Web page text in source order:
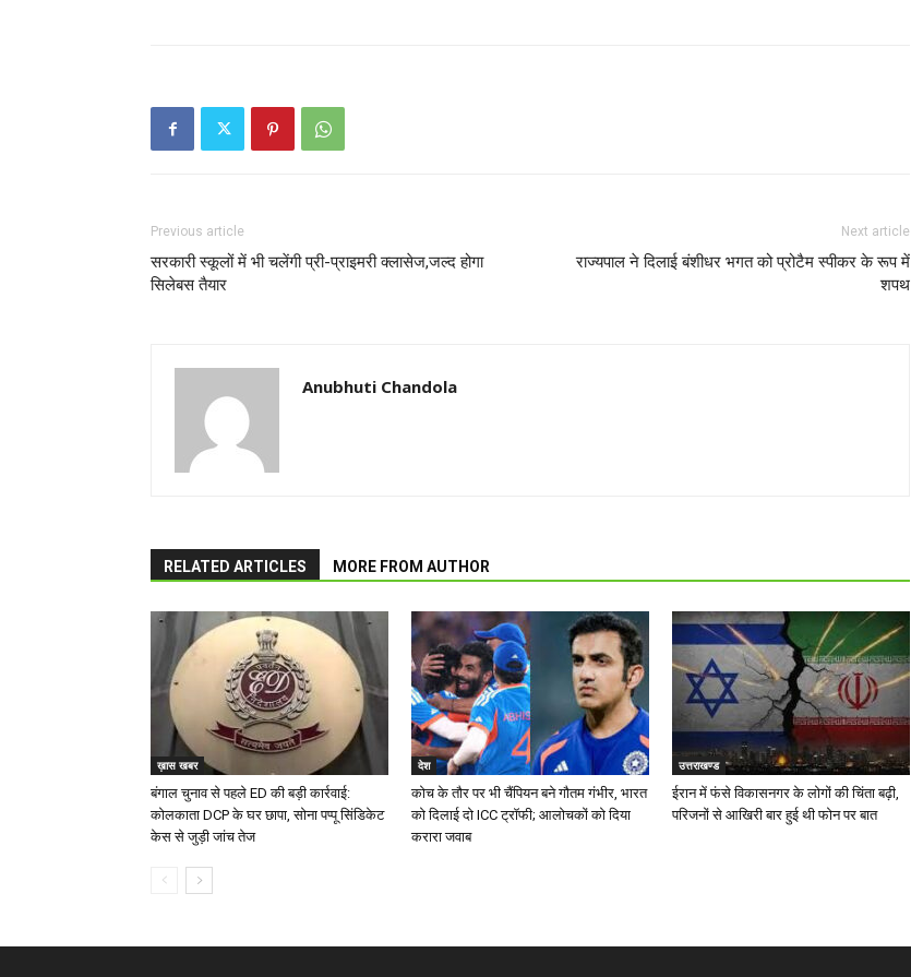
Previous article
सरकारी स्कूलों में भी चलेंगी प्री-प्राइमरी क्लासेज,जल्द होगा
सिलेबस तैयार
Next article
राज्यपाल ने दिलाई बंशीधर भगत को प्रोटैम स्पीकर के रूप में
शपथ
Anubhuti Chandola
RELATED ARTICLES MORE FROM AUTHOR
ख़ास खबर
बंगाल चुनाव से पहले ED की बड़ी कार्रवाई:
कोलकाता DCP के घर छापा, सोना पप्पू सिंडिकेट
केस से जुड़ी जांच तेज
देश
कोच के तौर पर भी चैंपियन बने गौतम गंभीर, भारत
को दिलाई दो ICC ट्रॉफी; आलोचकों को दिया
करारा जवाब
उत्तराखण्ड
ईरान में फंसे विकासनगर के लोगों की चिंता बढ़ी,
परिजनों से आखिरी बार हुई थी फोन पर बात